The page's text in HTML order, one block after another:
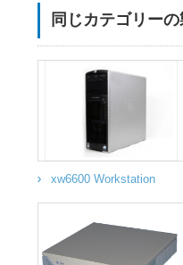
同じカテゴリー
xw6600 Workstation